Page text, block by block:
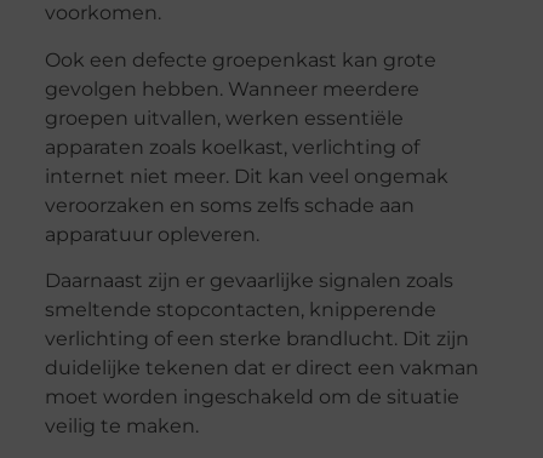
voorkomen.
Ook een defecte groepenkast kan grote
gevolgen hebben. Wanneer meerdere
groepen uitvallen, werken essentiële
apparaten zoals koelkast, verlichting of
internet niet meer. Dit kan veel ongemak
veroorzaken en soms zelfs schade aan
apparatuur opleveren.
Daarnaast zijn er gevaarlijke signalen zoals
smeltende stopcontacten, knipperende
verlichting of een sterke brandlucht. Dit zijn
duidelijke tekenen dat er direct een vakman
moet worden ingeschakeld om de situatie
veilig te maken.